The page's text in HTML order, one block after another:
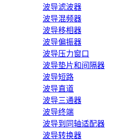
波导滤波器
波导混频器
波导移相器
波导偏振器
波导压力窗口
波导垫片和间隔器
波导短路
波导直道
波导三通器
波导终端
波导到同轴适配器
波导转换器